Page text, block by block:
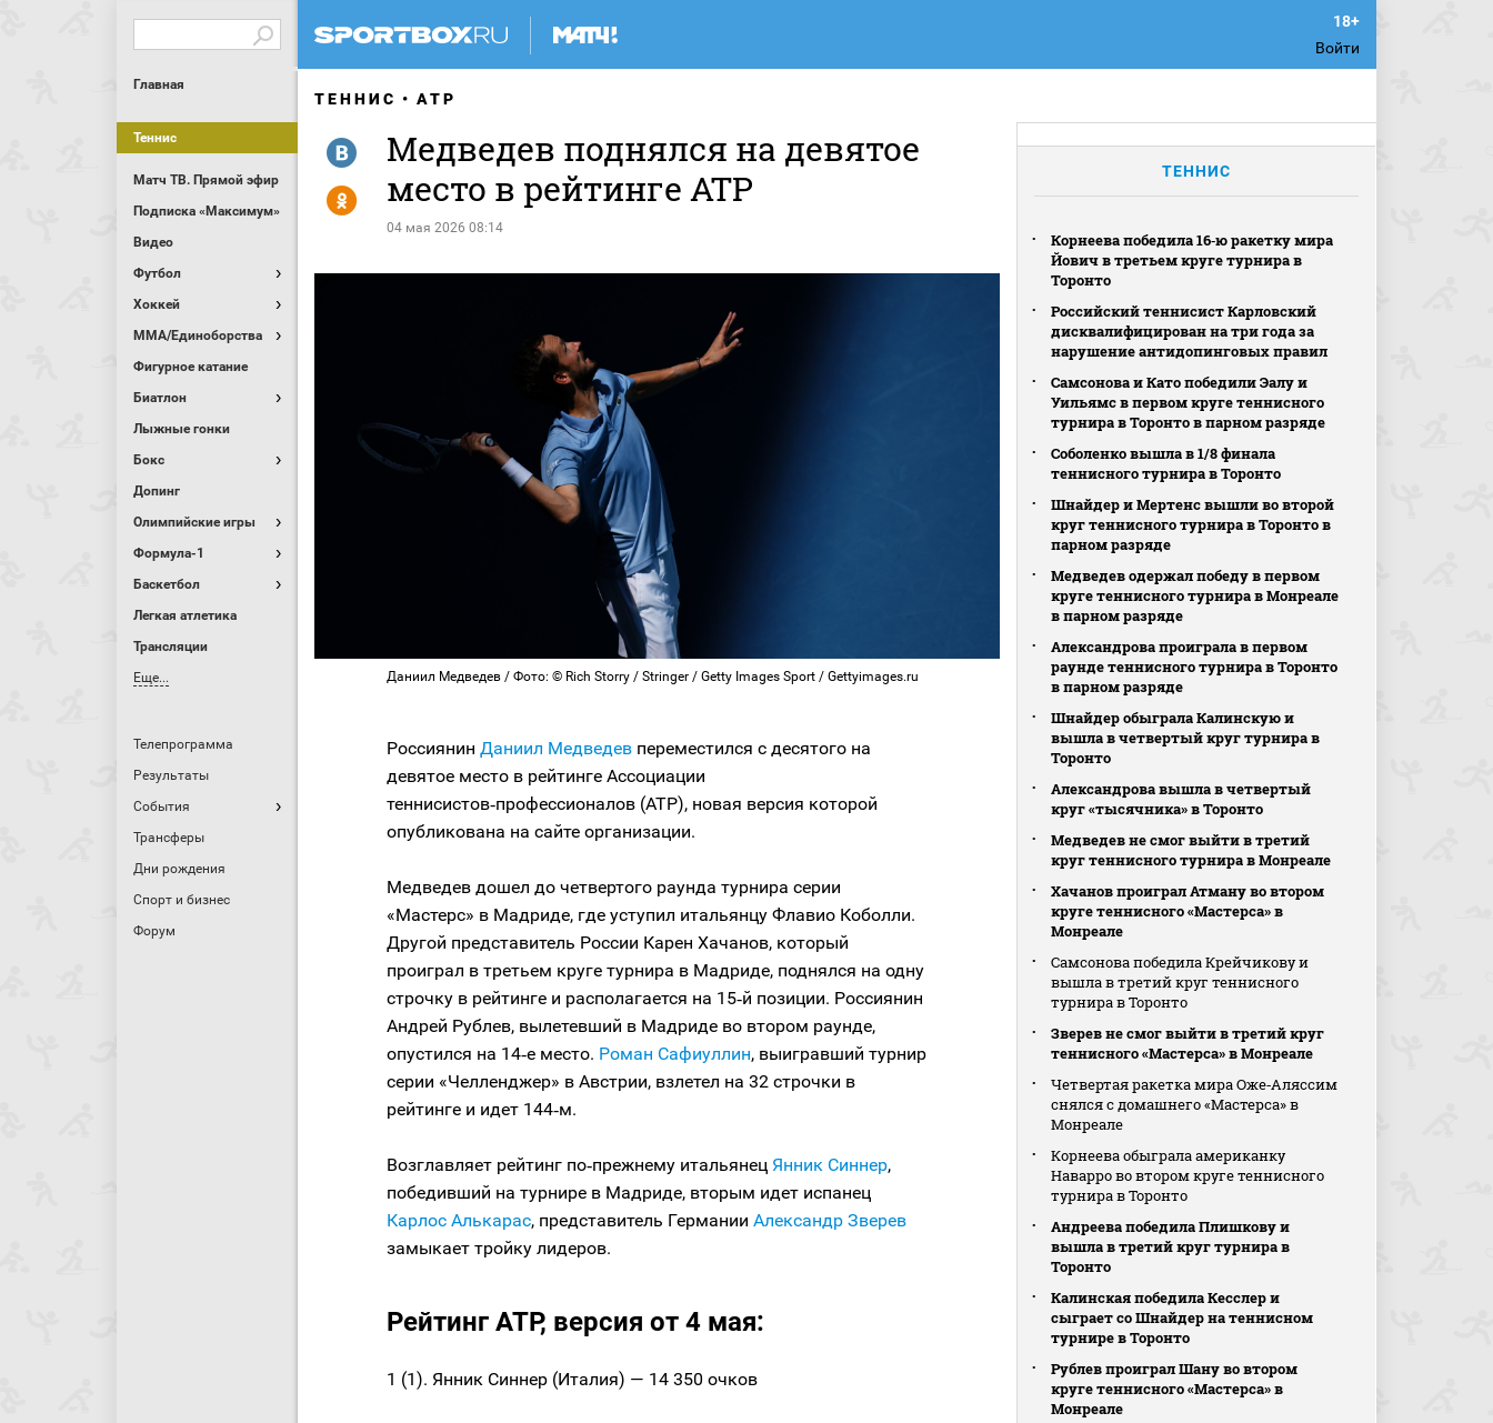
Войти
Главная
Теннис
Матч ТВ. Прямой эфир
Подписка «Максимум»
Видео
Футбол
Хоккей
MMA/Единоборства
Фигурное катание
Биатлон
Лыжные гонки
Бокс
Допинг
Олимпийские игры
Формула-1
Баскетбол
Легкая атлетика
Трансляции
Еще...
Телепрограмма
Результаты
События
Трансферы
Дни рождения
Спорт и бизнес
Форум
ТЕННИС ATP
Медведев поднялся на девятое
место в рейтинге АТР
04 мая 2026 08:14
R
Y
Даниил Медведев / Фото: © Rich Storry / Stringer / Getty Images Sport / Gettyimages.ru
Россиянин Даниил Медведев переместился с десятого на
девятое место в рейтинге Ассоциации
теннисистов‑профессионалов (АТР), новая версия которой
опубликована на сайте организации.
Медведев дошел до четвертого раунда турнира серии
«Мастерс» в Мадриде, где уступил итальянцу Флавио Коболли.
Другой представитель России Карен Хачанов, который
проиграл в третьем круге турнира в Мадриде, поднялся на одну
строчку в рейтинге и располагается на 15‑й позиции. Россиянин
Андрей Рублев, вылетевший в Мадриде во втором раунде,
опустился на 14‑е место. Роман Сафиуллин, выигравший турнир
серии «Челленджер» в Австрии, взлетел на 32 строчки в
рейтинге и идет 144‑м.
Возглавляет рейтинг по‑прежнему итальянец Янник Синнер,
победивший на турнире в Мадриде, вторым идет испанец
Карлос Алькарас, представитель Германии Александр Зверев
замыкает тройку лидеров.
Рейтинг АТР, версия от 4 мая:
1 (1). Янник Синнер (Италия) — 14 350 очков
ТЕННИС
Корнеева победила 16‑ю ракетку мира
Йович в третьем круге турнира в
Торонто
Российский теннисист Карловский
дисквалифицирован на три года за
нарушение антидопинговых правил
Самсонова и Като победили Эалу и
Уильямс в первом круге теннисного
турнира в Торонто в парном разряде
Соболенко вышла в 1/8 финала
теннисного турнира в Торонто
Шнайдер и Мертенс вышли во второй
круг теннисного турнира в Торонто в
парном разряде
Медведев одержал победу в первом
круге теннисного турнира в Монреале
в парном разряде
Александрова проиграла в первом
раунде теннисного турнира в Торонто
в парном разряде
Шнайдер обыграла Калинскую и
вышла в четвертый круг турнира в
Торонто
Александрова вышла в четвертый
круг «тысячника» в Торонто
Медведев не смог выйти в третий
круг теннисного турнира в Монреале
Хачанов проиграл Атману во втором
круге теннисного «Мастерса» в
Монреале
Самсонова победила Крейчикову и
вышла в третий круг теннисного
турнира в Торонто
Зверев не смог выйти в третий круг
теннисного «Мастерса» в Монреале
Четвертая ракетка мира Оже‑Аляссим
снялся с домашнего «Мастерса» в
Монреале
Корнеева обыграла американку
Наварро во втором круге теннисного
турнира в Торонто
Андреева победила Плишкову и
вышла в третий круг турнира в
Торонто
Калинская победила Кесслер и
сыграет со Шнайдер на теннисном
турнире в Торонто
Рублев проиграл Шану во втором
круге теннисного «Мастерса» в
Монреале